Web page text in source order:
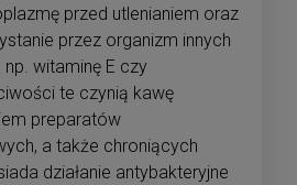
przed utlenianiem oraz
przez organizm innych
witaminę E czy
te czynią kawę
preparatów
a także chroniących
działanie antybakteryjne